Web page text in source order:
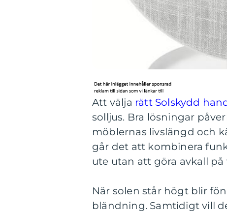
Att välja rätt Solskydd
solljus. Bra lösningar
möblernas livslängd och
går det att kombinera
ute utan att göra avkall
När solen står högt blir
bländning. Samtidigt vill